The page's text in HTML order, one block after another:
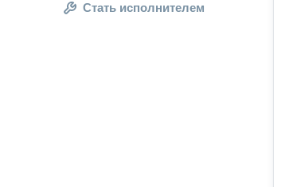
Стать исполнителем